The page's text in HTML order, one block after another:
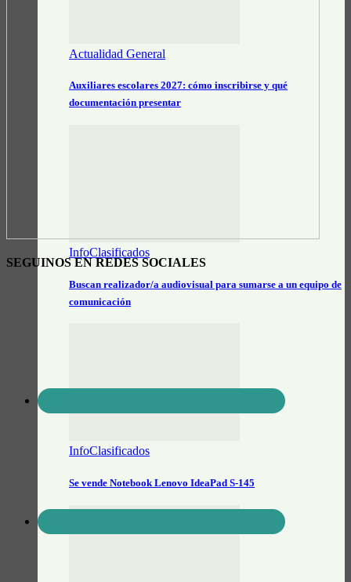
Actualidad General
Auxiliares escolares 2027: cómo inscribirse y qué
documentación presentar
InfoClasificados
Buscan realizador/a audiovisual para sumarse a un equipo de
comunicación
InfoClasificados
Se vende Notebook Lenovo IdeaPad S-145
SEGUINOS EN REDES SOCIALES